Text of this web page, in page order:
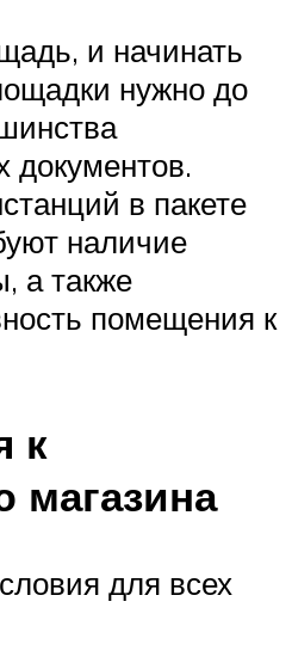
и начинать
нужно до
документов.
в пакете
наличие
а также
помещения к
к
для всех